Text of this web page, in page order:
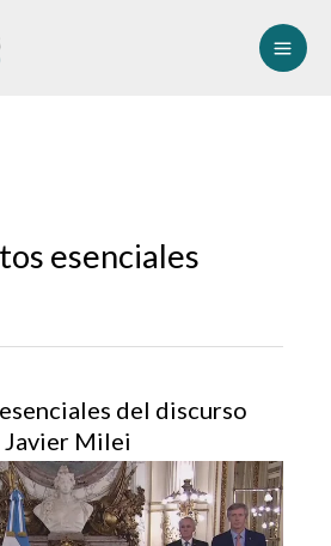
esenciales
del discurso
Milei